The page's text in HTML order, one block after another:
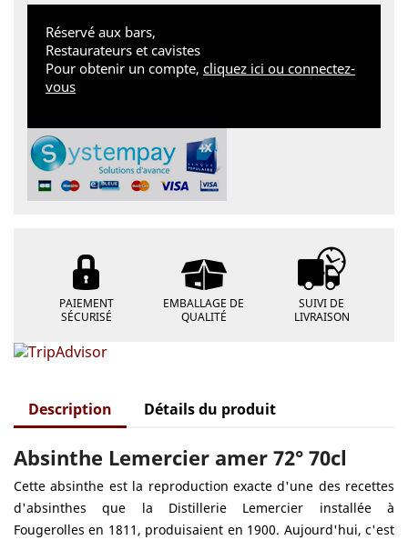
Réservé aux bars,
Restaurateurs et cavistes
Pour obtenir un compte, cliquez ici ou connectez-
vous
PAIEMENT
SÉCURISÉ
EMBALLAGE DE
QUALITÉ
SUIVI DE
LIVRAISON
Description Détails du produit
Absinthe Lemercier amer 72° 70cl
Cette absinthe est la reproduction exacte d'une des recettes
d'absinthes que la Distillerie Lemercier installée à
Fougerolles en 1811, produisaient en 1900. Aujourd'hui, c'est